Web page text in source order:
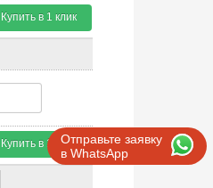
Отправьте заявку
в WhatsApp
Купить в 1 клик
Купить в 1 клик